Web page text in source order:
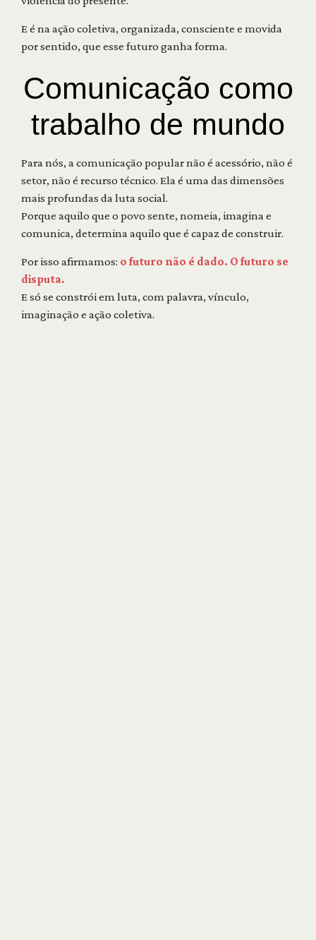
E é na ação coletiva, organizada, consciente e movida
por sentido, que esse futuro ganha forma.
Comunicação como
trabalho de mundo
Para nós, a comunicação popular não é acessório, não é
setor, não é recurso técnico. Ela é uma das dimensões
mais profundas da luta social.
Porque aquilo que o povo sente, nomeia, imagina e
comunica, determina aquilo que é capaz de construir.
Por isso afirmamos: o futuro não é dado. O futuro se
disputa.
E só se constrói em luta, com palavra, vínculo,
imaginação e ação coletiva.